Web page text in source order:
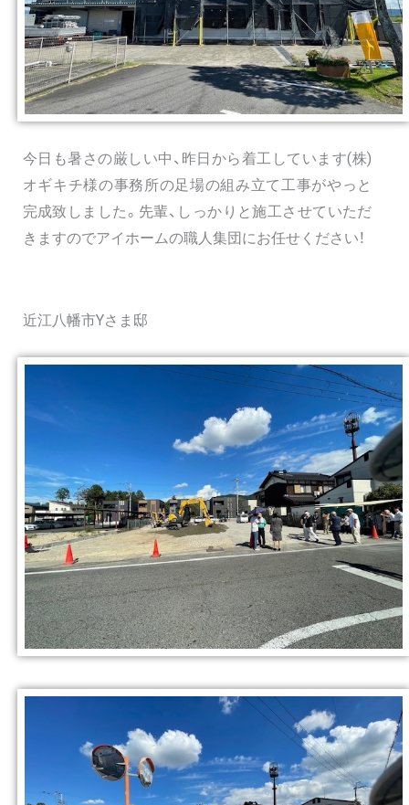
今日も暑さの厳しい中、昨日から着工しています(株)
オギキチ様の事務所の足場の組み立て工事がやっと
完成致しました。先輩、しっかりと施工させていただ
きますのでアイホームの職人集団にお任せください！
近江八幡市Yさま邸